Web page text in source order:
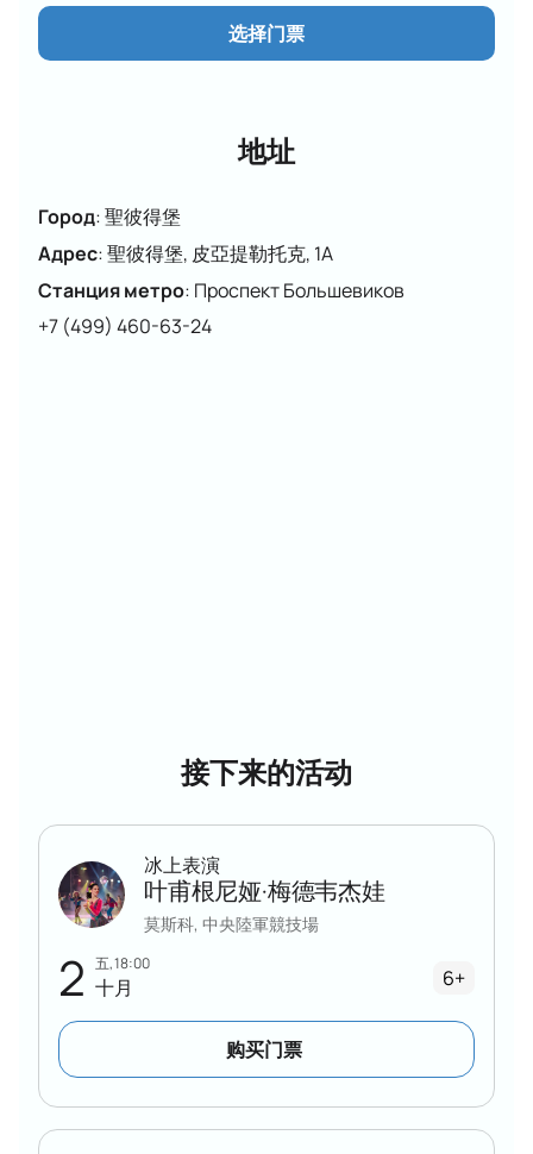
合了高水平花样滑冰元素。该剧由编舞家尼基塔·米哈伊
洛夫与来自世界冰上表演的运动员和艺术家共同创作。
节目包含器乐作品和原创歌曲。
奥娜·多尔尼科娃配音。
剧情通过戏剧传统和现代娱乐理念，展现了人们对奇迹
的信仰力量。演出时长请见活动网站。
在线选票时会显示演出开始时间。
门票面向个人和企业客户发售，可根据要求定制座位选
择。 Xīnnián bīng shàng biǎoyǎn “zhēnzhèng de hútáo
选择门票
地址
Город:聖彼得堡
Адрес:聖彼得堡, 皮亞提勒托克, 1A
Станция метро: Проспект Большевиков
+7 (499) 460-63-24
接下来的活动
2 五, 18:00
十月
冰上表演
叶甫根尼娅·梅德韦杰娃
莫斯科, 中央陸軍競技場
6+
购买门票